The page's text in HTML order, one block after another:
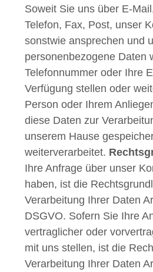
Soweit Sie uns über E-
Telefon, Fax, Post, unser
sonstwie ansprechen und
personenbezogene Daten
Telefonnummer oder Ihre
Verfügung stellen oder
Person oder Ihrem
diese Daten zur
unserem Hause
weiterverarbeitet.
Ihre Anfrage über unser
haben, ist die
Verarbeitung Ihrer Daten
DSGVO. Sofern Sie Ihre
vertraglicher oder
mit uns stellen, ist die
Verarbeitung Ihrer Daten